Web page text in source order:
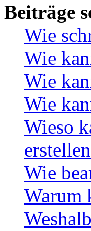
Beiträge
Wie
Wie
Wie
Wie
Wieso
Wie
Warum